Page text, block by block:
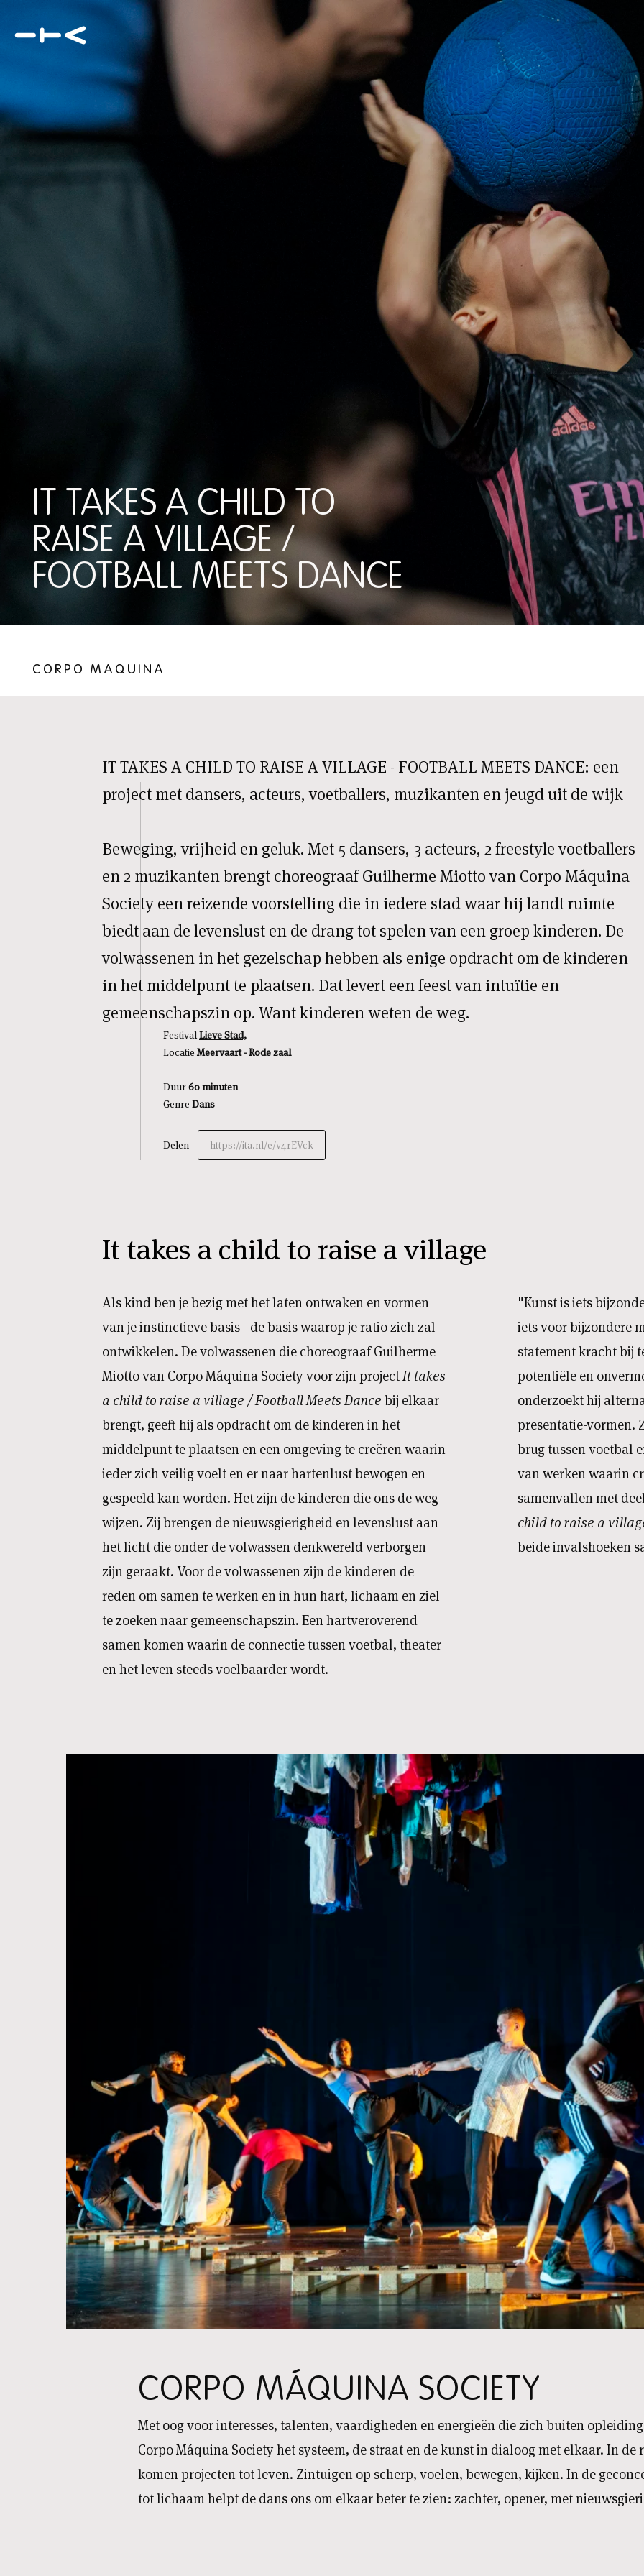
IT TAKES A CHILD TO
RAISE A VILLAGE /
FOOTBALL MEETS DANCE
IT TAKES A CHILD TO RAISE A VILLAGE / FOOTBALL
CORPO MAQUINA
IT TAKES A CHILD TO RAISE A VILLAGE - FOOTBALL MEETS DANCE: een
project met dansers, acteurs, voetballers, muzikanten en jeugd uit de wijk
Beweging, vrijheid en geluk. Met 5 dansers, 3 acteurs, 2 freestyle voetballers
en 2 muzikanten brengt choreograaf Guilherme Miotto van Corpo Máquina
Society een reizende voorstelling die in iedere stad waar hij landt ruimte
biedt aan de levenslust en de drang tot spelen van een groep kinderen. De
volwassenen in het gezelschap hebben als enige opdracht om de kinderen
in het middelpunt te plaatsen. Dat levert een feest van intuïtie en
gemeenschapszin op. Want kinderen weten de weg.
FestivalLieve Stad,
Locatie Meervaart - Rode zaal
Duur60 minuten
Genre Dans
Delen https://ita.nl/e/v4rEVck
It takes a child to raise a village
Als kind ben je bezig met het laten ontwaken en vormen
van je instinctieve basis - de basis waarop je ratio zich zal
ontwikkelen. De volwassenen die choreograaf Guilherme
Miotto van Corpo Máquina Society voor zijn projectIt takes
a child to raise a village / Football Meets Dance bij elkaar
brengt, geeft hij als opdracht om de kinderen in het
middelpunt te plaatsen en een omgeving te creëren waarin
ieder zich veilig voelt en er naar hartenlust bewogen en
gespeeld kan worden. Het zijn de kinderen die ons de weg
wijzen. Zij brengen de nieuwsgierigheid en levenslust aan
het licht die onder de volwassen denkwereld verborgen
zijn geraakt. Voor de volwassenen zijn de kinderen de
reden om samen te werken en in hun hart, lichaam en ziel
te zoeken naar gemeenschapszin. Een hartveroverend
samen komen waarin de connectie tussen voetbal, theater
en het leven steeds voelbaarder wordt.
"Kunst is iets
iets voor bijzondere
statement kracht bij
potentiële en
onderzoekt hij
presentatie-vormen.
brug tussen voetbal
van werken waarin
samenvallen met
child to raise a
beide invalshoeken
CORPO MÁQUINA SOCIETY
Met oog voor interesses, talenten, vaardigheden en energieën die zich buiten
Corpo Máquina Society het systeem, de straat en de kunst in dialoog met elkaar. In
komen projecten tot leven. Zintuigen op scherp, voelen, bewegen, kijken. In de
tot lichaam helpt de dans ons om elkaar beter te zien: zachter, opener, met